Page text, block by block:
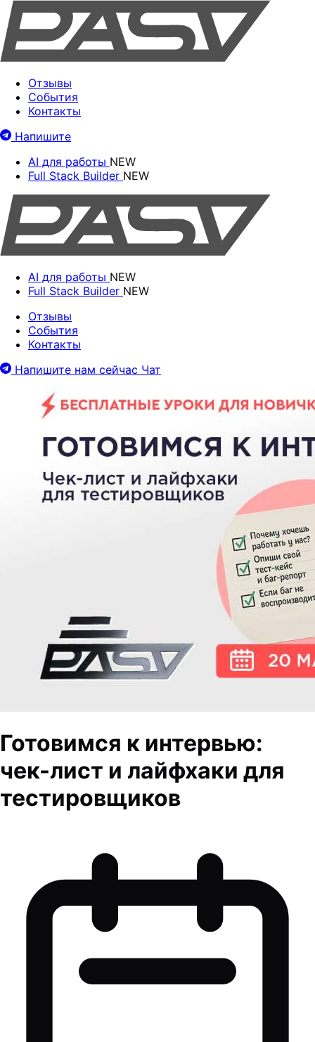
Отзывы
События
Контакты
Напишите
AI для работы NEW
Full Stack Builder NEW
AI для работы NEW
Full Stack Builder NEW
Отзывы
События
Контакты
Напишите нам сейчас Чат
Готовимся к интервью:
чек-лист и лайфхаки для
тестировщиков